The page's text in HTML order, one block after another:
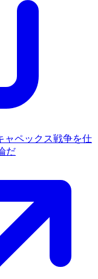
ャペックス戦争を仕
だ